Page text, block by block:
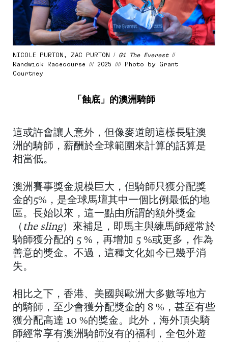
NICOLE PURTON, ZAC PURTON / G1 The Everest//
Randwick Racecourse /// 2025 //// Photo by Grant
Courtney
「蝕底」的澳洲騎師
這或許會讓人意外，但像麥道朗這樣長駐澳
洲的騎師，薪酬於全球範圍來計算的話算是
相當低。
澳洲賽事獎金規模巨大，但騎師只獲分配獎
金的5%，是全球馬壇其中一個比例最低的地
區。長始以來，這一點由所謂的額外獎金
（ the sling）來補足，即馬主與練馬師經常於
騎師獲分配的 5 %，再增加 5 %或更多，作為
善意的獎金。不過，這種文化如今已幾乎消
失。
相比之下，香港、美國與歐洲大多數等地方
的騎師，至少會獲分配獎金的 8 %，甚至有些
獲分配高達 10 %的獎金。此外，海外頂尖騎
師經常享有澳洲騎師沒有的福利，全包外遊